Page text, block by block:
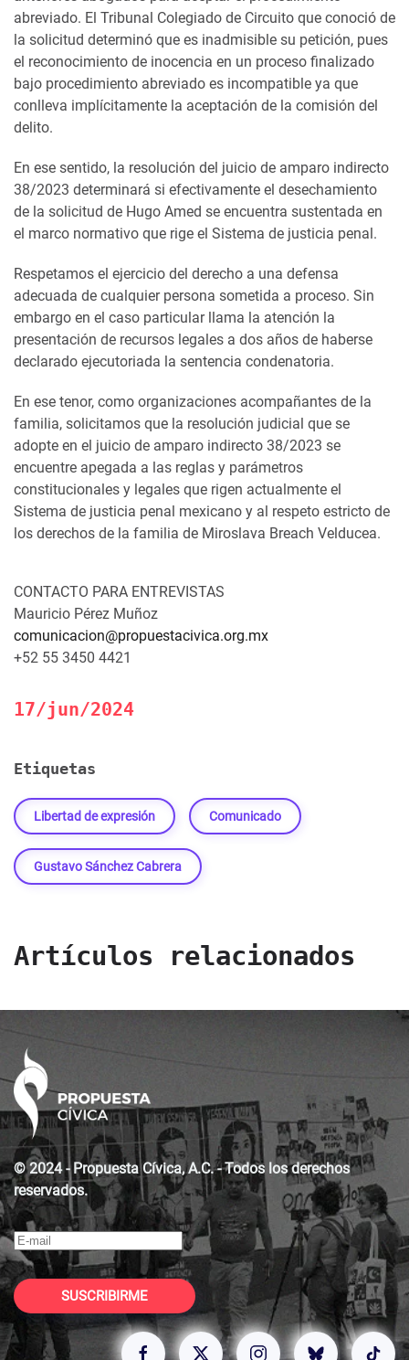
abreviado. El Tribunal Colegiado de Circuito que conoció de
la solicitud determinó que es inadmisible su petición, pues
el reconocimiento de inocencia en un proceso finalizado
bajo procedimiento abreviado es incompatible ya que
conlleva implícitamente la aceptación de la comisión del
delito.
En ese sentido, la resolución del juicio de amparo indirecto
38/2023 determinará si efectivamente el desechamiento
de la solicitud de Hugo Amed se encuentra sustentada en
el marco normativo que rige el Sistema de justicia penal.
Respetamos el ejercicio del derecho a una defensa
adecuada de cualquier persona sometida a proceso. Sin
embargo en el caso particular llama la atención la
presentación de recursos legales a dos años de haberse
declarado ejecutoriada la sentencia condenatoria.
En ese tenor, como organizaciones acompañantes de la
familia, solicitamos que la resolución judicial que se
adopte en el juicio de amparo indirecto 38/2023 se
encuentre apegada a las reglas y parámetros
constitucionales y legales que rigen actualmente el
Sistema de justicia penal mexicano y al respeto estricto de
los derechos de la familia de Miroslava Breach Velducea.
CONTACTO PARA ENTREVISTAS
Mauricio Pérez Muñoz
comunicacion@propuestacivica.org.mx
+52 55 3450 4421
17/jun/2024
Etiquetas
Libertad de expresión Comunicado
Gustavo Sánchez Cabrera
Artículos relacionados
© 2024 - Propuesta Cívica, A.C. - Todos los derechos
reservados.
SUSCRIBIRME